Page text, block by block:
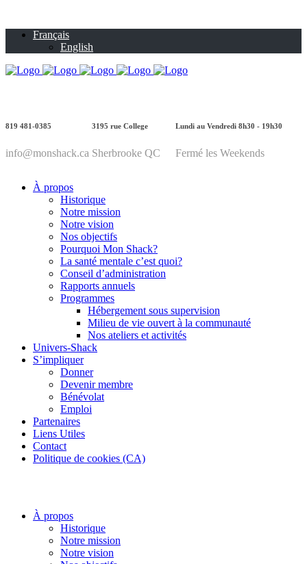
Français
English
819 481-0385
info@monshack.ca
3195 rue College
Sherbrooke QC
Lundi au Vendredi 8h30 - 19h30
Fermé les Weekends
À propos
Historique
Notre mission
Notre vision
Nos objectifs
Pourquoi Mon Shack?
La santé mentale c’est quoi?
Conseil d’administration
Rapports annuels
Programmes
Hébergement sous supervision
Milieu de vie ouvert à la communauté
Nos ateliers et activités
Univers-Shack
S’impliquer
Donner
Devenir membre
Bénévolat
Emploi
Partenaires
Liens Utiles
Contact
Politique de cookies (CA)
À propos
Historique
Notre mission
Notre vision